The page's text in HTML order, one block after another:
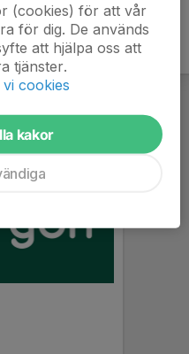
(cookies) för att vår
för dig. De används
att hjälpa oss att
tjänster.
cookies
kakor